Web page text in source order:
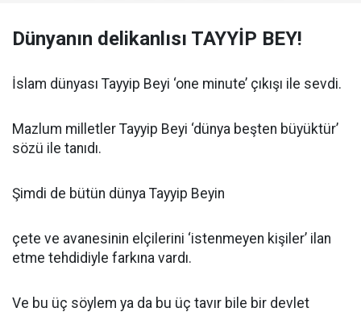
Dünyanın delikanlısı TAYYİP BEY!
İslam dünyası Tayyip Beyi ‘one minute’ çıkışı ile sevdi.
Mazlum milletler Tayyip Beyi ‘dünya beşten büyüktür’
sözü ile tanıdı.
Şimdi de bütün dünya Tayyip Beyin
çete ve avanesinin elçilerini ‘istenmeyen kişiler’ ilan
etme tehdidiyle farkına vardı.
Ve bu üç söylem ya da bu üç tavır bile bir devlet